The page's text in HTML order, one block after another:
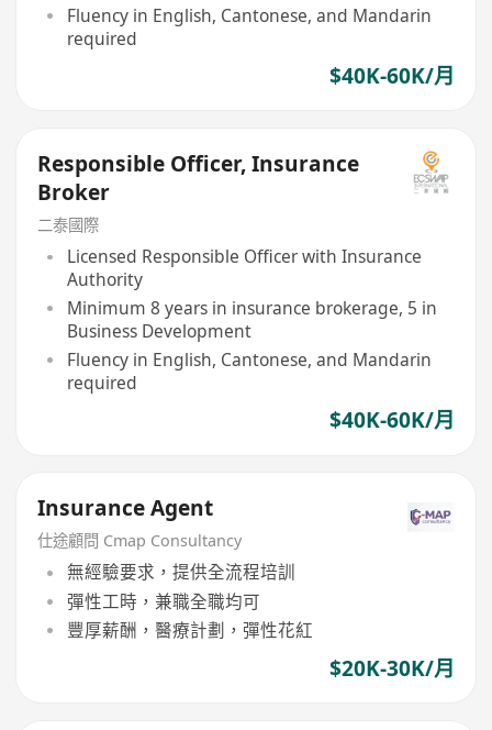
Fluency in English, Cantonese, and Mandarin
required
$40K-60K/月
Responsible Officer, Insurance
Broker
二泰國際
Licensed Responsible Officer with Insurance
Authority
Minimum 8 years in insurance brokerage, 5 in
Business Development
Fluency in English, Cantonese, and Mandarin
required
$40K-60K/月
Insurance Agent
仕途顧問 Cmap Consultancy
無經驗要求，提供全流程培訓
彈性工時，兼職全職均可
豐厚薪酬，醫療計劃，彈性花紅
$20K-30K/月